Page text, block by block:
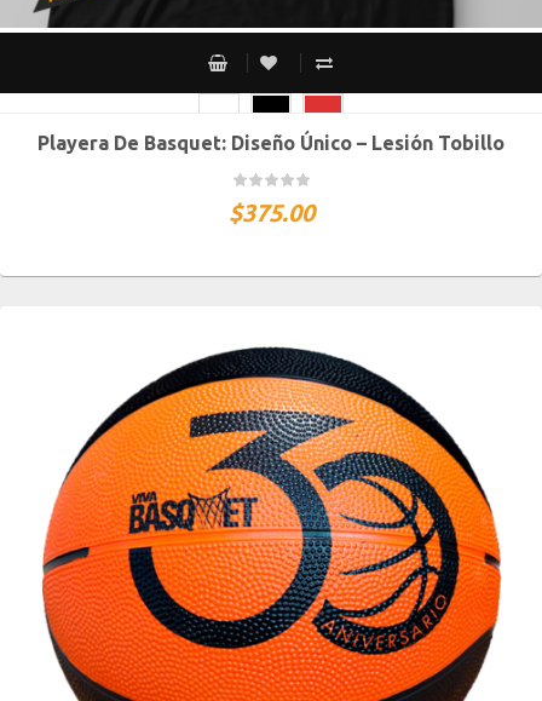
CH M G XG XXG
Playera De Basquet: Diseño Único – Lesión Tobillo
$375.00